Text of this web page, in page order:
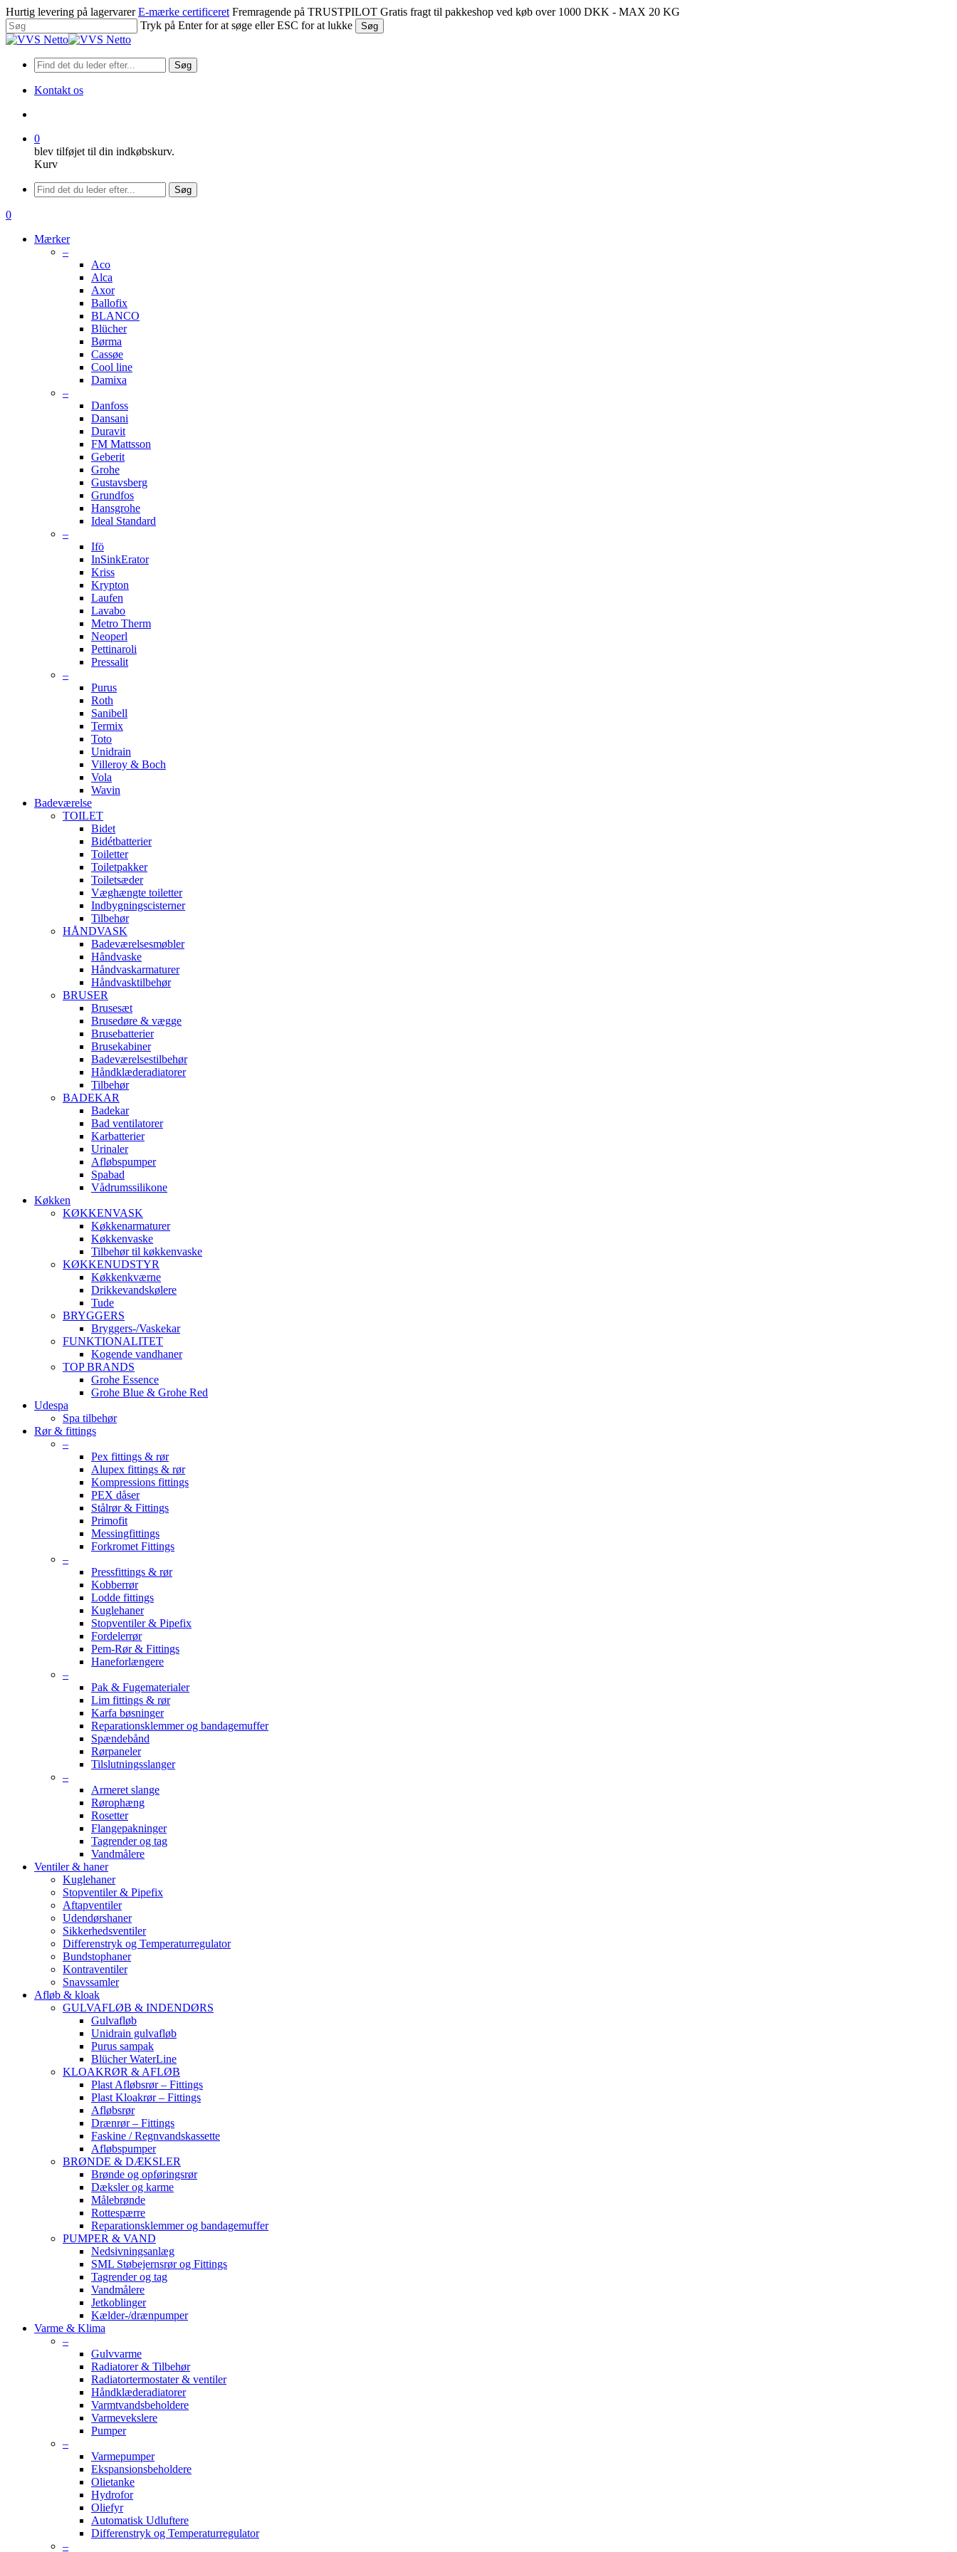
Spring
til
hovedindhold
Hurtig levering på lagervarer E-mærke certificeret Fremragende på TRUSTPILOT Gratis fragt til pakkeshop ved køb over 1000 DKK - MAX 20 KG
Tryk på Enter for at søge eller ESC for at lukke
Søg
Luk
Søg
Kontakt os
0
blev tilføjet til din indkøbskurv.
Kurv
Menu
Søg
søge
0
Mærker
–
Aco
Alca
Axor
Ballofix
BLANCO
Blücher
Børma
Cassøe
Cool line
Damixa
–
Danfoss
Dansani
Duravit
FM Mattsson
Geberit
Grohe
Gustavsberg
Grundfos
Hansgrohe
Ideal Standard
–
Ifö
InSinkErator
Kriss
Krypton
Laufen
Lavabo
Metro Therm
Neoperl
Pettinaroli
Pressalit
–
Purus
Roth
Sanibell
Termix
Toto
Unidrain
Villeroy & Boch
Vola
Wavin
Badeværelse
TOILET
Bidet
Bidétbatterier
Toiletter
Toiletpakker
Toiletsæder
Væghængte toiletter
Indbygningscisterner
Tilbehør
HÅNDVASK
Badeværelsesmøbler
Håndvaske
Håndvaskarmaturer
Håndvasktilbehør
BRUSER
Brusesæt
Brusedøre & vægge
Brusebatterier
Brusekabiner
Badeværelsestilbehør
Håndklæderadiatorer
Tilbehør
BADEKAR
Badekar
Bad ventilatorer
Karbatterier
Urinaler
Afløbspumper
Spabad
Vådrumssilikone
Køkken
KØKKENVASK
Køkkenarmaturer
Køkkenvaske
Tilbehør til køkkenvaske
KØKKENUDSTYR
Køkkenkværne
Drikkevandskølere
Tude
BRYGGERS
Bryggers-/Vaskekar
FUNKTIONALITET
Kogende vandhaner
TOP BRANDS
Grohe Essence
Grohe Blue & Grohe Red
Udespa
Spa tilbehør
Rør & fittings
–
Pex fittings & rør
Alupex fittings & rør
Kompressions fittings
PEX dåser
Stålrør & Fittings
Primofit
Messingfittings
Forkromet Fittings
–
Pressfittings & rør
Kobberrør
Lodde fittings
Kuglehaner
Stopventiler & Pipefix
Fordelerrør
Pem-Rør & Fittings
Haneforlængere
–
Pak & Fugematerialer
Lim fittings & rør
Karfa bøsninger
Reparationsklemmer og bandagemuffer
Spændebånd
Rørpaneler
Tilslutningsslanger
–
Armeret slange
Rørophæng
Rosetter
Flangepakninger
Tagrender og tag
Vandmålere
Ventiler & haner
Kuglehaner
Stopventiler & Pipefix
Aftapventiler
Udendørshaner
Sikkerhedsventiler
Differenstryk og Temperaturregulator
Bundstophaner
Kontraventiler
Snavssamler
Afløb & kloak
GULVAFLØB & INDENDØRS
Gulvafløb
Unidrain gulvafløb
Purus sampak
Blücher WaterLine
KLOAKRØR & AFLØB
Plast Afløbsrør – Fittings
Plast Kloakrør – Fittings
Afløbsrør
Drænrør – Fittings
Faskine / Regnvandskassette
Afløbspumper
BRØNDE & DÆKSLER
Brønde og opføringsrør
Dæksler og karme
Målebrønde
Rottespærre
Reparationsklemmer og bandagemuffer
PUMPER & VAND
Nedsivningsanlæg
SML Støbejernsrør og Fittings
Tagrender og tag
Vandmålere
Jetkoblinger
Kælder-/drænpumper
Varme & Klima
–
Gulvvarme
Radiatorer & Tilbehør
Radiatortermostater & ventiler
Håndklæderadiatorer
Varmtvandsbeholdere
Varmevekslere
Pumper
–
Varmepumper
Ekspansionsbeholdere
Olietanke
Hydrofor
Oliefyr
Automatisk Udluftere
Differenstryk og Temperaturregulator
–